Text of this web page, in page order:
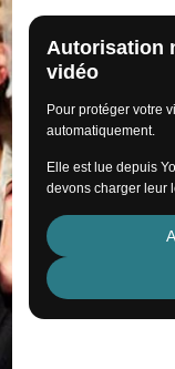
Autorisation
vidéo
Pour protéger votre
automatiquement.
Elle est lue depuis
devons charger leur